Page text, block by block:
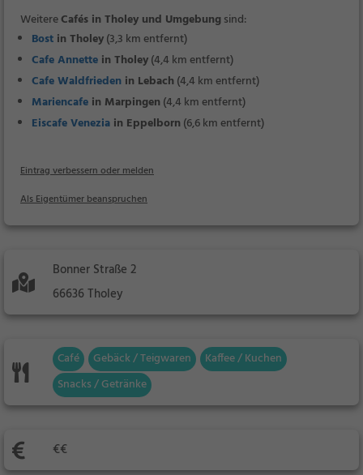
WeitereCafés in Tholey und Umgebungsind:
Bost in Tholey(3,3 km entfernt)
Cafe Annette in Tholey(4,4 km entfernt)
Cafe Waldfrieden in Lebach (4,4 km entfernt)
Mariencafe in Marpingen (4,4 km entfernt)
Eiscafe Venezia in Eppelborn (6,6 km entfernt)
Eintrag verbessern oder melden
Als Eigentümer beanspruchen
Bonner Straße 2
66636 Tholey
Café Gebäck / Teigwaren
Kaffee / Kuchen
Snacks / Getränke
€€